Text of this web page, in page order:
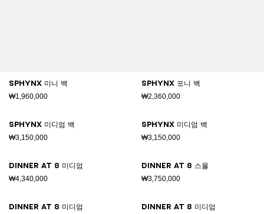
SPHYNX 미니 백
₩1,960,000
SPHYNX 포니 백
₩2,360,000
SPHYNX 미디엄 백
₩3,150,000
SPHYNX 미디엄 백
₩3,150,000
DINNER AT 8 미디엄
₩4,340,000
DINNER AT 8 스몰
₩3,750,000
DINNER AT 8 미디엄 DINNER AT 8 미디엄